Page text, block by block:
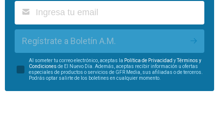
Regístrate a Boletín A.M.
Al someter tu correo electrónico, aceptas la Política de Privacidad yTérminos y
Condiciones de El Nuevo Día. Además, aceptas recibir información u ofertas
especiales de productos o servicios de GFR Media, sus afiliadas o de terceros.
Podrás optar salirte de los boletines en cualquier momento.